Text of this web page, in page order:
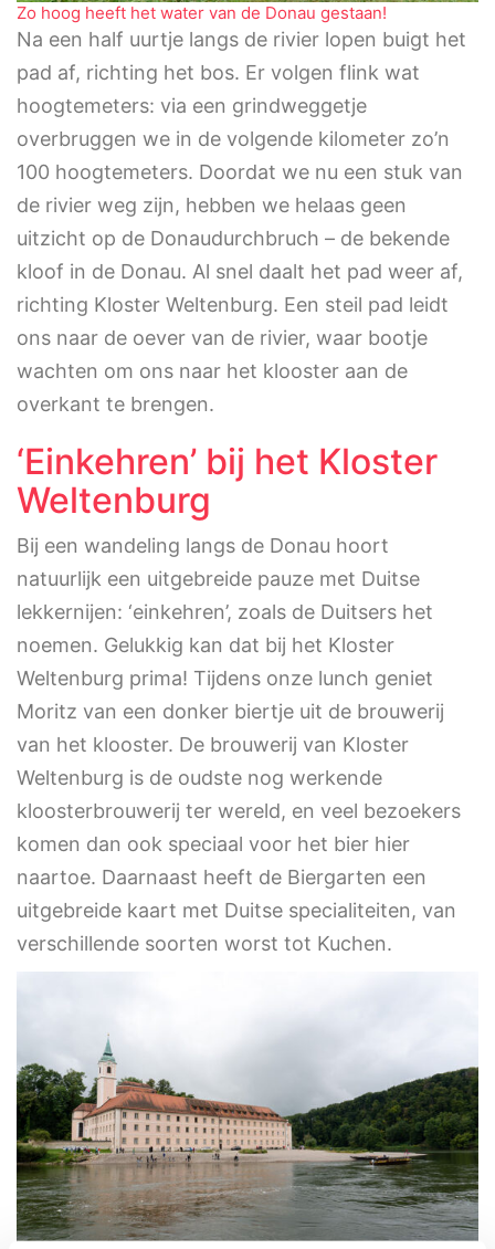
Zo hoog heeft het water van de Donau gestaan!
Na een half uurtje langs de rivier lopen buigt het
pad af, richting het bos. Er volgen flink wat
hoogtemeters: via een grindweggetje
overbruggen we in de volgende kilometer zo’n
100 hoogtemeters. Doordat we nu een stuk van
de rivier weg zijn, hebben we helaas geen
uitzicht op de Donaudurchbruch – de bekende
kloof in de Donau. Al snel daalt het pad weer af,
richting Kloster Weltenburg. Een steil pad leidt
ons naar de oever van de rivier, waar bootje
wachten om ons naar het klooster aan de
overkant te brengen.
‘Einkehren’ bij het Kloster
Weltenburg
Bij een wandeling langs de Donau hoort
natuurlijk een uitgebreide pauze met Duitse
lekkernijen: ‘einkehren’, zoals de Duitsers het
noemen. Gelukkig kan dat bij het Kloster
Weltenburg prima! Tijdens onze lunch geniet
Moritz van een donker biertje uit de brouwerij
van het klooster. De brouwerij van Kloster
Weltenburg is de oudste nog werkende
kloosterbrouwerij ter wereld, en veel bezoekers
komen dan ook speciaal voor het bier hier
naartoe. Daarnaast heeft de Biergarten een
uitgebreide kaart met Duitse specialiteiten, van
verschillende soorten worst tot Kuchen.